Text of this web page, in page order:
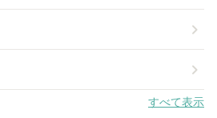
chevron_right
chevron_right
すべて表示